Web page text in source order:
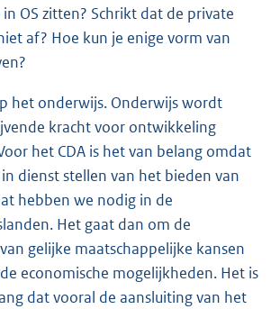
OS zitten? Schrikt dat de private
af? Hoe kun je enige vorm van
het onderwijs. Onderwijs wordt
kracht voor ontwikkeling
het CDA is het van belang omdat
dienst stellen van het bieden van
hebben we nodig in de
Het gaat dan om de
gelijke maatschappelijke kansen
economische mogelijkheden. Het is
dat vooral de aansluiting van het